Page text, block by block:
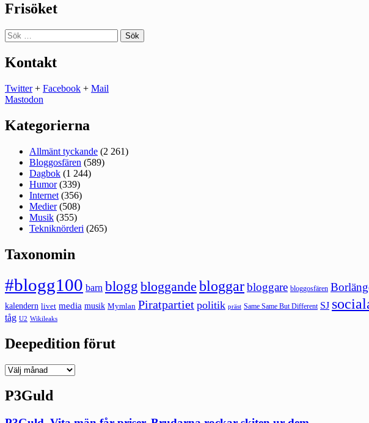
Frisöket
Sök
efter:
Kontakt
Twitter+ Facebook + Mail
Mastodon
Kategorierna
Allmänt tyckande (2 261)
Bloggosfären (589)
Dagbok (1 244)
Humor(339)
Internet (356)
Medier(508)
Musik (355)
Tekniknörderi (265)
Taxonomin
#blogg100 barn blogg bloggande bloggarbloggare bloggosfären
kalendern livet media musik Mymlan Piratpartiet politik präst Same Same But Different SJ
tåg U2 Wikileaks
Deepedition förut
Deepedition
P3Guld